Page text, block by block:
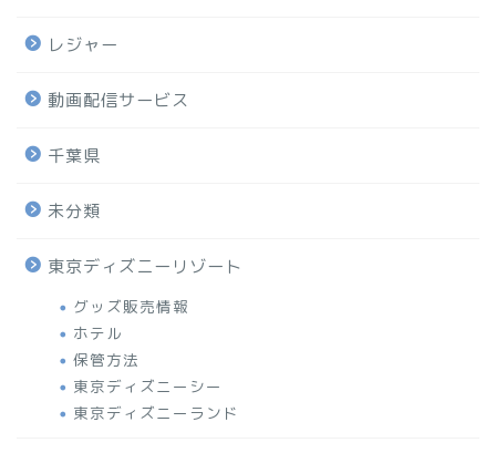
レジャー
動画配信サービス
千葉県
未分類
東京ディズニーリゾート
グッズ販売情報
ホテル
保管方法
東京ディズニーシー
東京ディズニーランド